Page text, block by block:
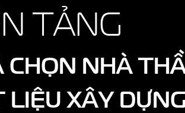
TẢNG
CHỌN NHÀ
LIỆU XÂY